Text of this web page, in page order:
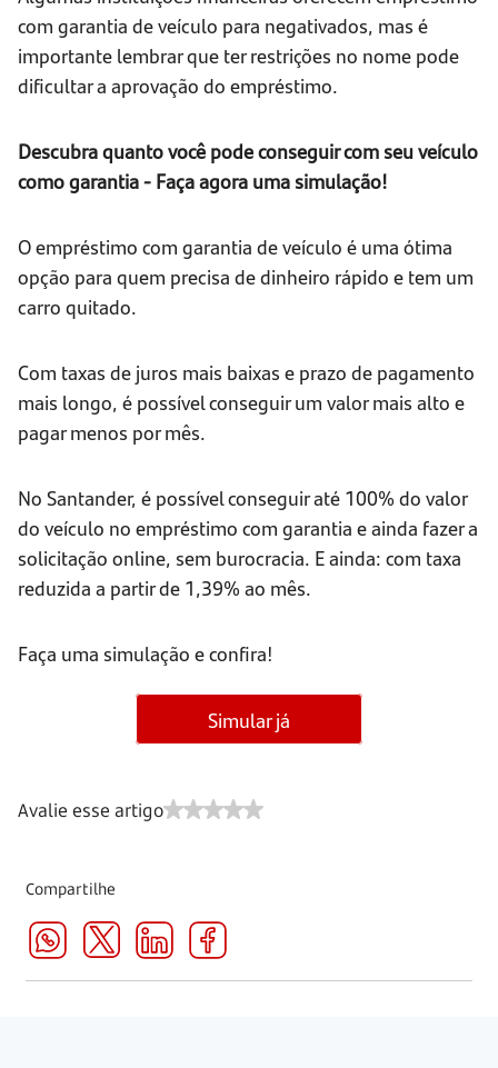
com garantia de veículo para negativados, mas é
importante lembrar que ter restrições no nome pode
dificultar a aprovação do empréstimo.
Descubra quanto você pode conseguir com seu veículo
como garantia - Faça agora uma simulação!
O empréstimo com garantia de veículo é uma ótima
opção para quem precisa de dinheiro rápido e tem um
carro quitado.
Com taxas de juros mais baixas e prazo de pagamento
mais longo, é possível conseguir um valor mais alto e
pagar menos por mês.
No Santander, é possível conseguir até 100% do valor
do veículo no empréstimo com garantia e ainda fazer a
solicitação online, sem burocracia. E ainda: com taxa
reduzida a partir de 1,39% ao mês.
Faça uma simulação e confira!
Simular já
Avalie esse artigo
Compartilhe